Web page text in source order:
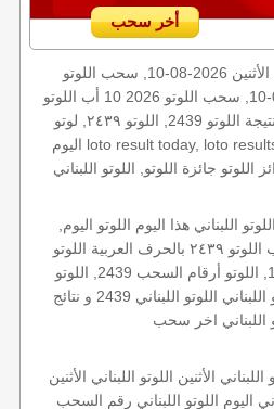
أخر سحب
اليكم نتائج اللوتو الأثنين, الأثنين 2026-08-10, سحب اللوتو
2026-08-10, سحب اللوتو 2026 10 أب اللوتو, loto, lotto, نتيجة
اللوتو, نتيجة اللوتو ٢٤٣٩ نتيجة اللوتو 2439, اللوتو ٢٤٣٩, لوتو
اليوم loto result today, loto results today اللوتو هذا الاسبوع
اللبناني هذا اليوم اللوتو اليوم,
اللوتو 2439 عو رقم سحب اللوتو ٢٤٣٩ بالحرف العربية اللوتو
1718, اللوتو 2026-08-10, اللوتو أرقام السحب 2439, اللوتو
الأثنين, 2439 الأثنين اللوتو اللبناني اللوتو اللبناني 2439 و نتائج
اللبناني الأثنين اللوتو اللبناني الأثنين
اللبناني اليوم اللوتو اللبناني رقم السحب